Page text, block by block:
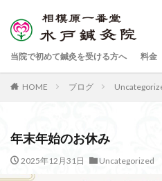
当院で初めて鍼灸を受ける方へ 料金
HOME ブログ
年末年始のお休み
2025年12月31日 Uncategorized